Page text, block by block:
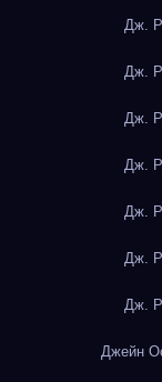
Дж.
Дж.
Дж.
Дж.
Дж.
Дж.
Дж.
Джейн